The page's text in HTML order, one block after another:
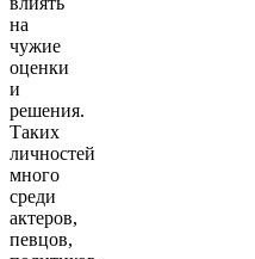
на
чужие
оценки
и
решения.
Таких
личностей
много
среди
актеров,
певцов,